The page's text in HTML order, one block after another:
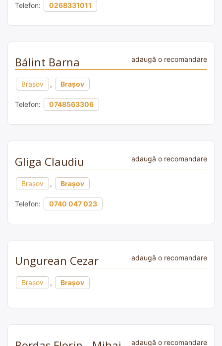
Telefon: 0268331011
Bálint Barna adaugă o recomandare
Brașov , Brașov
Telefon: 0748563306
Gliga Claudiu adaugă o recomandare
Brașov , Brașov
Telefon: 0740 047 023
Ungurean Cezar adaugă o recomandare
Brașov , Brașov
adaugă o recomandare